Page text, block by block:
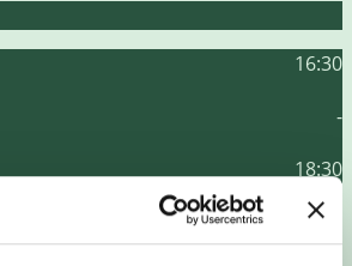
16:30
-
18:30